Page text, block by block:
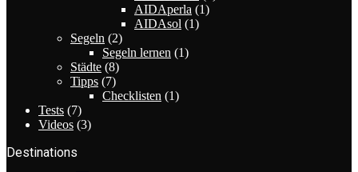
AIDAperla (1)
AIDAsol (1)
Segeln (2)
Segeln lernen (1)
Städte (8)
Tipps (7)
Checklisten (1)
Tests (7)
Videos (3)
Destinations